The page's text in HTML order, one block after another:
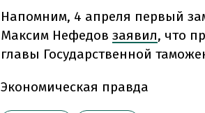
Напомним, 4 апреля первый
Максим Нефедов заявил, что
главы Государственной
Экономическая правда